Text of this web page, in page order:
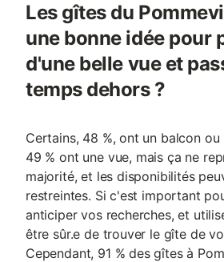
Les gîtes du
une bonne idée pour
d'une belle vue et
temps dehors ?
Certains, 48 %, ont un balcon ou
49 % ont une vue, mais ça ne
majorité, et les disponibilités
restreintes. Si c'est important
anticiper vos recherches, et
être sûr.e de trouver le gîte de
Cependant, 91 % des gîtes à